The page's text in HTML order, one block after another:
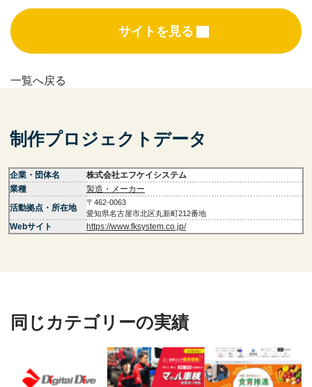
サイトを見る
一覧へ戻る
制作プロジェクトデータ
企業・団体名
株式会社エフケイシステム
業種
製造・メーカー
活動拠点・所在地
〒462-0063
愛知県名古屋市北区丸新町212番地
Webサイト https://www.fksystem.co.jp/
同じカテゴリーの実績